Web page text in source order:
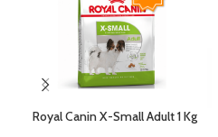
Royal Canin X-Small Adult 1 Kg